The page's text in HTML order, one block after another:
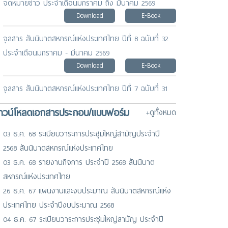
จดหมายข่าว ประจำเดือนมกราคม ถึง มีนาคม 2569
Download E-Book
จุลสาร สันนิบาตสหกรณ์แห่งประเทศไทย ปีที่ 8 ฉบับที่ 32
ประจำเดือนมกราคม - มีนาคม 2569
Download E-Book
จุลสาร สันนิบาตสหกรณ์แห่งประเทศไทย ปีที่ 7 ฉบับที่ 31
ประจำเดือนธันวาคม 2568
Download E-Book
จดหมายข่าว ประจำเดือนพฤศจิกายน 2568
Download
น์โหลดเอกสารประกอบ/แบบฟอร์ม
+ดูทั้งหมด
03 ธ.ค. 68 ระเบียบวาระการประชุมใหญ่สามัญประจำปี
2568 สันนิบาตสหกรณ์แห่งประเทศไทย
03 ธ.ค. 68 รายงานกิจการ ประจำปี 2568 สันนิบาต
สหกรณ์แห่งประเทศไทย
26 ธ.ค. 67 แผนงานและงบประมาณ สันนิบาตสหกรณ์แห่ง
ประเทศไทย ประจำปีงบประมาณ 2568
04 ธ.ค. 67 ระเบียบวาระการประชุมใหญ่สามัญ ประจำปี